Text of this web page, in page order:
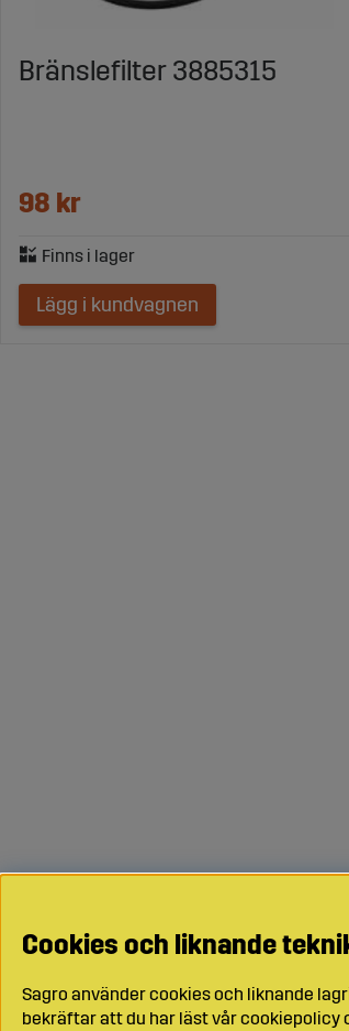
Bränslefilter 3885315
98 kr
Lägg i kundvagnen
Cookies och liknande
Sagro använder cookies och liknande
bekräftar att du har läst vår cookiepolicy